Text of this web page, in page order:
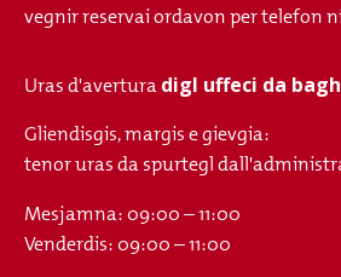
vegnir reservai ordavon per telefon
Uras d'averturadigl uffeci da
Gliendisgis, margis e gievgia:
tenor uras da spurtegl
Mesjamna: 09:00 – 11:00
Venderdis: 09:00 – 11:00